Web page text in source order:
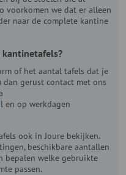
voorkomen we dat er alleen
naar de complete kantine
kantinetafels?
of het aantal tafels dat je
gerust contact met ons
en op werkdagen
ook in Joure bekijken.
beschikbare aantallen
bepalen welke gebruikte
passen.